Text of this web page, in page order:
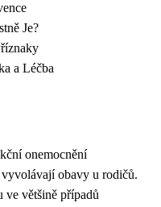
Je?
a Léčba
onemocnění
obavy u rodičů.
ve většině případů